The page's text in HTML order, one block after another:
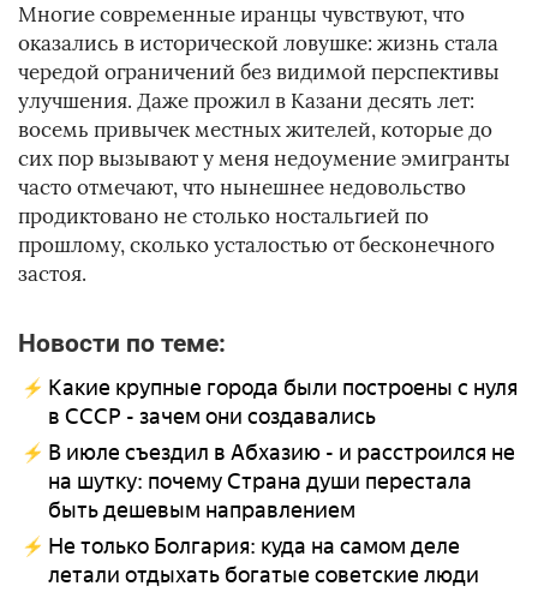
Многие современные иранцы чувствуют, что
оказались в исторической ловушке: жизнь стала
чередой ограничений без видимой перспективы
улучшения. Даже прожил в Казани десять лет:
восемь привычек местных жителей, которые до
сих пор вызывают у меня недоумение эмигранты
часто отмечают, что нынешнее недовольство
продиктовано не столько ностальгией по
прошлому, сколько усталостью от бесконечного
застоя.
Новости по теме:
Какие крупные города были построены с нуля
в СССР - зачем они создавались
В июле съездил в Абхазию - и расстроился не
на шутку: почему Страна души перестала
быть дешевым направлением
Не только Болгария: куда на самом деле
летали отдыхать богатые советские люди